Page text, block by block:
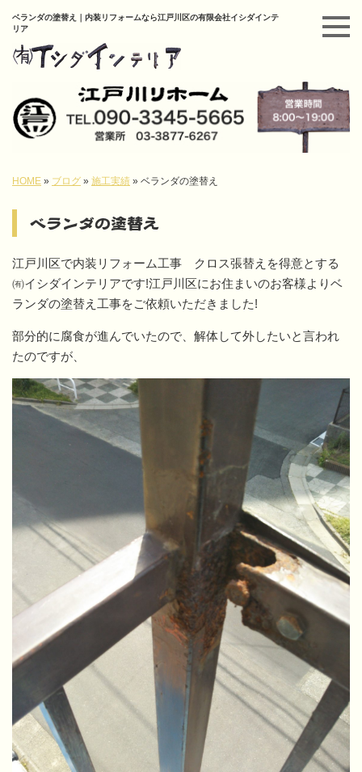
ベランダの塗替え｜内装リフォームなら江戸川区の有限会社イシダインテ
リア
HOME » ブログ » 施工実績 » ベランダの塗替え
ベランダの塗替え
江戸川区で内装リフォーム工事 クロス張替えを得意とする
㈲イシダインテリアです!江戸川区にお住まいのお客様よりベ
ランダの塗替え工事をご依頼いただきました!
部分的に腐食が進んでいたので、解体して外したいと言われ
たのですが、